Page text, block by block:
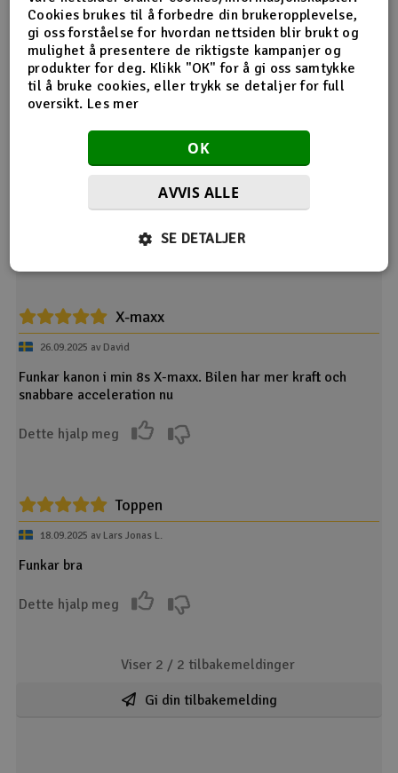
Spesifikasjoner
Størrelse
70 x 56 x 45.5mm
Størrelse vifte
35 x 35 x 10mm
Vekt
245g
Børsteløs & Sensor/Sensorløs
3-8S LiPo
6V/7.4V/8.4V @8A
Produktanmeldelser
X-maxx
26.09.2025 av David
Funkar kanon i min 8s X-maxx. Bilen har mer kraft och
snabbare acceleration nu
Dette hjalp meg
Toppen
18.09.2025 av Lars Jonas L.
Funkar bra
Dette hjalp meg
Viser 2 / 2 tilbakemeldinger
Gi din tilbakemelding
Cookies brukes til å forbedre din brukeropplevelse,
gi oss forståelse for hvordan nettsiden blir brukt og
mulighet å presentere de riktigste kampanjer og
produkter for deg. Klikk "OK" for å gi oss samtykke
til å bruke cookies, eller trykk se detaljer for full
oversikt. Les mer
OK
AVVIS ALLE
SE DETALJER